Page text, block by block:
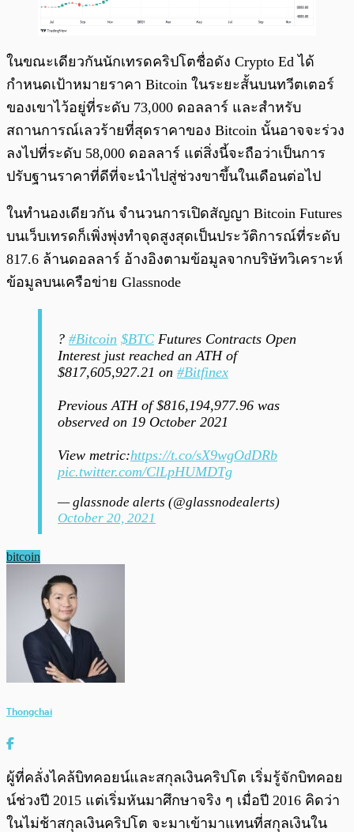
ในขณะเดียวกันนักเทรดคริปโตชื่อดัง Crypto Ed ได้
กำหนดเป้าหมายราคา Bitcoin ในระยะสั้นบนทวีตเตอร์
ของเขาไว้อยู่ที่ระดับ 73,000 ดอลลาร์ และสำหรับ
สถานการณ์เลวร้ายที่สุดราคาของ Bitcoin นั้นอาจจะร่วง
ลงไปที่ระดับ 58,000 ดอลลาร์ แต่สิ่งนี้จะถือว่าเป็นการ
ปรับฐานราคาที่ดีที่จะนำไปสู่ช่วงขาขึ้นในเดือนต่อไป
ในทำนองเดียวกัน จำนวนการเปิดสัญญา Bitcoin Futures
บนเว็บเทรดก็เพิ่งพุ่งทำจุดสูงสุดเป็นประวัติการณ์ที่ระดับ
817.6 ล้านดอลลาร์ อ้างอิงตามข้อมูลจากบริษัทวิเคราะห์
ข้อมูลบนเครือข่าย Glassnode
? #Bitcoin $BTC Futures Contracts Open
Interest just reached an ATH of
$817,605,927.21 on #Bitfinex
Previous ATH of $816,194,977.96 was
observed on 19 October 2021
View metric:https://t.co/sX9wgOdDRb
pic.twitter.com/ClLpHUMDTg
— glassnode alerts (@glassnodealerts)
October 20, 2021
bitcoin
Thongchai
ผู้ที่คลั่งไคล้บิทคอยน์และสกุลเงินคริปโต เริ่มรู้จักบิทคอย
น์ช่วงปี 2015 แต่เริ่มหันมาศึกษาจริง ๆ เมื่อปี 2016 คิดว่า
ในไม่ช้าสกุลเงินคริปโต จะมาเข้ามาแทนที่สกุลเงินใน